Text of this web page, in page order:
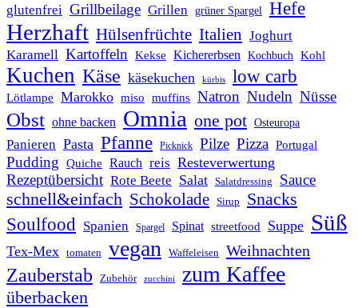
glutenfrei Grillbeilage Grillen grüner Spargel Hefe
Herzhaft Hülsenfrüchte Italien Joghurt
Karamell Kartoffeln Kekse Kichererbsen Kochbuch Kohl
Kuchen Käse käsekuchen kürbis low carb
Lötlampe Marokko miso muffins Natron Nudeln Nüsse
Obst ohne backen Omnia one pot Osteuropa
Panieren Pasta Pfanne Picknick Pilze Pizza Portugal
Pudding Quiche Rauch reis Resteverwertung
Rezeptübersicht Rote Beete Salat Salatdressing Sauce
schnell&einfach Schokolade Sirup Snacks
Soulfood Spanien Spargel Spinat streetfood Suppe Süß
Tex-Mex tomaten vegan Waffeleisen Weihnachten
Zauberstab Zubehör zucchini zum Kaffee
überbacken